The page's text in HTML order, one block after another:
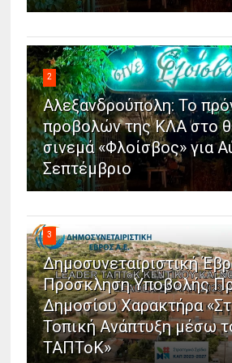
2
Αλεξανδρούπολη: Το
προβολών της ΚΛΑ στο
σινεμά «Φλοίσβος» για
Σεπτέμβριο
3
Δημοσυνεταιριστική
Πρόσκληση Υποβολής
Δημοσίου Χαρακτήρα
Τοπική Ανάπτυξη μέσω
ΤΑΠΤοΚ»